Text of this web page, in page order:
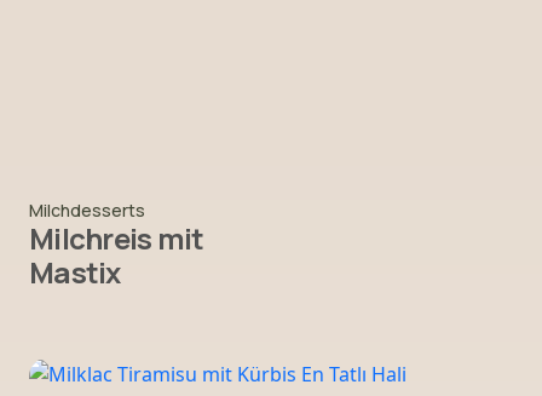
Milchdesserts
Milchreis mit
Mastix